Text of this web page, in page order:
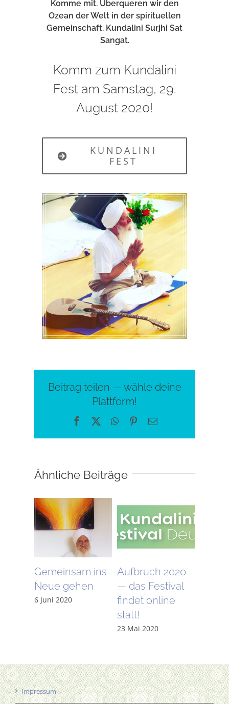
Komme mit. Überqueren wir den
Ozean der Welt in der spirituellen
Gemeinschaft. Kundalini Surjhi Sat
Sangat.
Komm zum Kundalini
Fest am Samstag, 29.
August 2020!
KUNDALINI
FEST
Beitrag teilen — wähle deine
Plattform!
Facebook
X WhatsApp
Pinterest
E-
Ähnliche Beiträge
Gemeinsam ins
Neue gehen
6 Juni 2020
Aufbruch 2020
— das Festival
findet online
statt!
23 Mai 2020
Impressum